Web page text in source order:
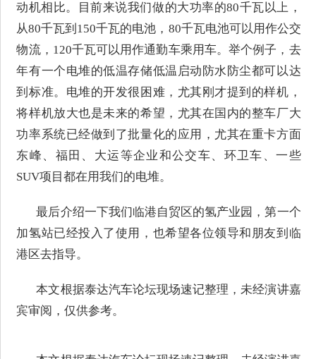
动机相比。目前来说我们做的大功率的80千瓦以上，
从80千瓦到150千瓦的电池，80千瓦电池可以用作公交
物流，120千瓦可以用作通勤车乘用车。举个例子，去
年有一个电堆的低温存储低温启动防水防尘都可以达
到标准。电堆的开发很困难，尤其刚才提到的样机，
将样机放大也是未来的希望，尤其在国内的整车厂大
功率系统已经做到了批量化的应用，尤其在重卡方面
东峰、福田、大运等企业和公交车、环卫车、一些
SUV项目都在用我们的电堆。
最后介绍一下我们临港自贸区的氢产业园，第一个
加氢站已经投入了使用，也希望各位领导和朋友到临
港区去指导。
本文根据泰达汽车论坛现场速记整理，未经演讲嘉
宾审阅，仅供参考。